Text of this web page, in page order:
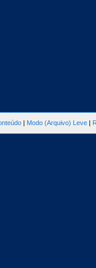
| Modo (Arquivo) Leve |